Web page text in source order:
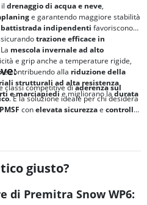
drenaggio di acqua e neve,
e garantendo maggiore stabilità
indipendenti favoriscono
trazione efficace in
mescola invernale ad alto
e grip anche a temperature rigide,
e contribuendo alla riduzione della
strutturali ad alta resistenza
e marciapiedie migliorano ladurata
classi competitive diaderenza sul
. È la soluzione ideale per chi desidera
conelevata sicurezzae controllo
giusto?
di Premitra Snow WP6: